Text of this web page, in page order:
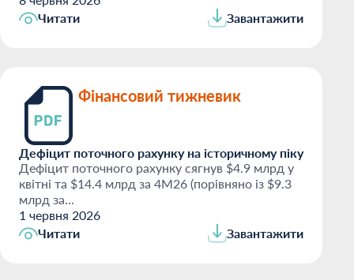
Читати
Завантажити
Фінансовий тижневик
Дефіцит поточного рахунку на історичному піку
Дефіцит поточного рахунку сягнув $4.9 млрд у
квітні та $14.4 млрд за 4М26 (порівняно із $9.3
млрд за...
1 червня 2026
Читати
Завантажити